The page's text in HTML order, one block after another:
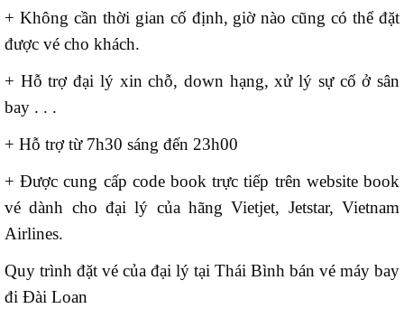
+ Không cần thời gian cố định, giờ nào cũng có thể đặt
được vé cho khách.
+ Hỗ trợ đại lý xin chỗ, down hạng, xử lý sự cố ở sân
bay . . .
+ Hỗ trợ từ 7h30 sáng đến 23h00
+ Được cung cấp code book trực tiếp trên website book
vé dành cho đại lý của hãng Vietjet, Jetstar, Vietnam
Airlines.
Quy trình đặt vé của đại lý tại Thái Bình bán vé máy bay
đi Đài Loan